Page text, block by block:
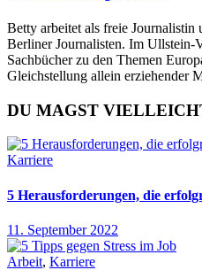
Betty arbeitet als freie Journalistin
Berliner Journalisten. Im Ullstein-
Sachbücher zu den Themen
Gleichstellung allein erziehender
DU MAGST
Karriere
5 Herausforderungen, die
11. September 2022
Arbeit, Karriere